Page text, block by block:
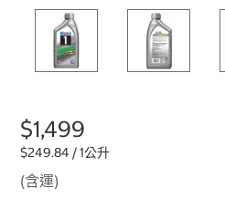
$1,499
$249.84 / 1公升
(含運)